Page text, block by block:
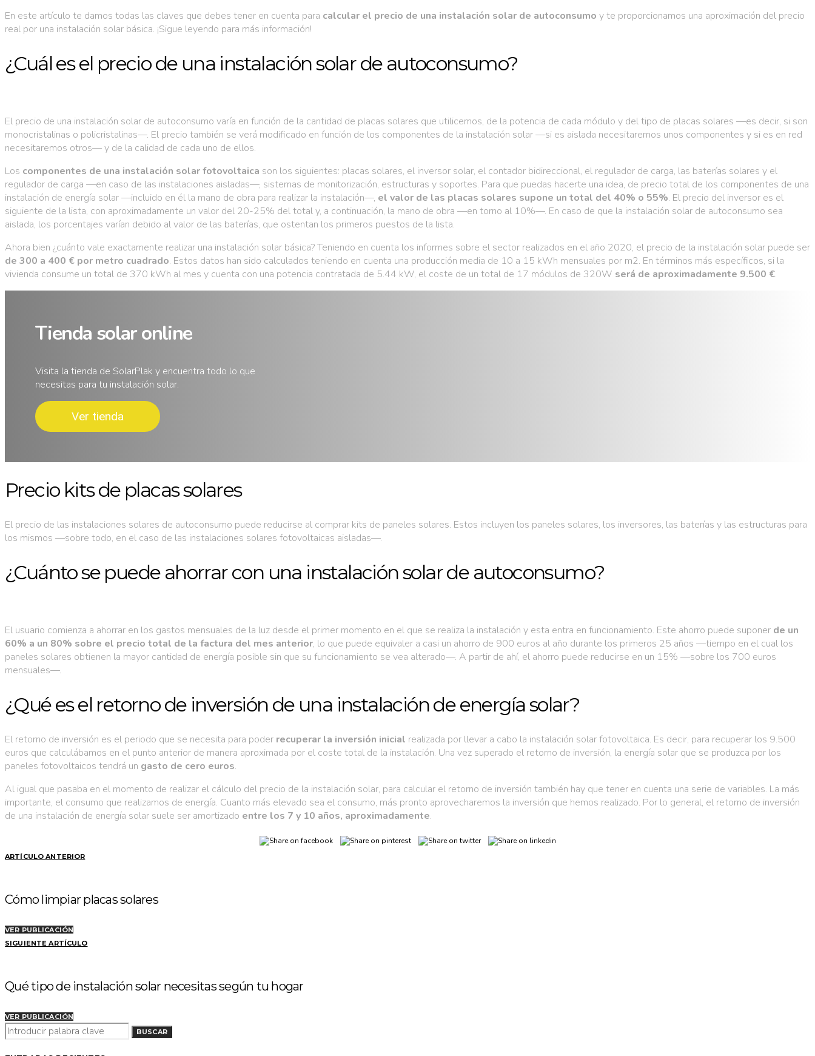
En este artículo te damos todas las claves que debes tener en cuenta para calcular el precio de una instalación solar de autoconsumo y te proporcionamos una aproximación del precio
real por una instalación solar básica. ¡Sigue leyendo para más información!
¿Cuál es el precio de una instalación solar de autoconsumo?
El precio de una instalación solar de autoconsumo varía en función de la cantidad de placas solares que utilicemos, de la potencia de cada módulo y del tipo de placas solares —es decir, si son
monocristalinas o policristalinas—. El precio también se verá modificado en función de los componentes de la instalación solar —si es aislada necesitaremos unos componentes y si es en red
necesitaremos otros— y de la calidad de cada uno de ellos.
Los componentes de una instalación solar fotovoltaica son los siguientes: placas solares, el inversor solar, el contador bidireccional, el regulador de carga, las baterías solares y el
regulador de carga —en caso de las instalaciones aisladas—, sistemas de monitorización, estructuras y soportes. Para que puedas hacerte una idea, de precio total de los componentes de una
instalación de energía solar —incluido en él la mano de obra para realizar la instalación—, el valor de las placas solares supone un total del 40% o 55%. El precio del inversor es el
siguiente de la lista, con aproximadamente un valor del 20-25% del total y, a continuación, la mano de obra —en torno al 10%—. En caso de que la instalación solar de autoconsumo sea
aislada, los porcentajes varían debido al valor de las baterías, que ostentan los primeros puestos de la lista.
Ahora bien ¿cuánto vale exactamente realizar una instalación solar básica? Teniendo en cuenta los informes sobre el sector realizados en el año 2020, el precio de la instalación solar puede ser
de 300 a 400 € por metro cuadrado. Estos datos han sido calculados teniendo en cuenta una producción media de 10 a 15 kWh mensuales por m2. En términos más específicos, si la
vivienda consume un total de 370 kWh al mes y cuenta con una potencia contratada de 5.44 kW, el coste de un total de 17 módulos de 320W será de aproximadamente 9.500 €.
Tienda solar online
Visita la tienda de SolarPlak y encuentra todo lo que
necesitas para tu instalación solar.
Ver tienda
Precio kits de placas solares
El precio de las instalaciones solares de autoconsumo puede reducirse al comprar kits de paneles solares. Estos incluyen los paneles solares, los inversores, las baterías y las estructuras para
los mismos —sobre todo, en el caso de las instalaciones solares fotovoltaicas aisladas—.
¿Cuánto se puede ahorrar con una instalación solar de autoconsumo?
El usuario comienza a ahorrar en los gastos mensuales de la luz desde el primer momento en el que se realiza la instalación y esta entra en funcionamiento. Este ahorro puede suponer de un
60% a un 80% sobre el precio total de la factura del mes anterior, lo que puede equivaler a casi un ahorro de 900 euros al año durante los primeros 25 años —tiempo en el cual los
paneles solares obtienen la mayor cantidad de energía posible sin que su funcionamiento se vea alterado—. A partir de ahí, el ahorro puede reducirse en un 15% —sobre los 700 euros
mensuales—.
¿Qué es el retorno de inversión de una instalación de energía solar?
El retorno de inversión es el periodo que se necesita para poder recuperar la inversión inicial realizada por llevar a cabo la instalación solar fotovoltaica. Es decir, para recuperar los 9.500
euros que calculábamos en el punto anterior de manera aproximada por el coste total de la instalación. Una vez superado el retorno de inversión, la energía solar que se produzca por los
paneles fotovoltaicos tendrá un gasto de cero euros.
Al igual que pasaba en el momento de realizar el cálculo del precio de la instalación solar, para calcular el retorno de inversión también hay que tener en cuenta una serie de variables. La más
importante, el consumo que realizamos de energía. Cuanto más elevado sea el consumo, más pronto aprovecharemos la inversión que hemos realizado. Por lo general, el retorno de inversión
de una instalación de energía solar suele ser amortizado entre los 7 y 10 años, aproximadamente.
ARTÍCULO ANTERIOR
Cómo limpiar placas solares
VER PUBLICACIÓN
SIGUIENTE ARTÍCULO
Qué tipo de instalación solar necesitas según tu hogar
VER PUBLICACIÓN
BUSCAR
POR:
BUSCAR